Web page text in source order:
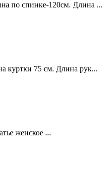
по спинке-120см. Длина ...
куртки 75 см. Длина рук...
женское ...